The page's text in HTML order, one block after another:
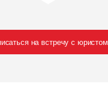
на встречу с юристом